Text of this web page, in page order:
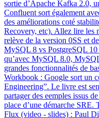
sortie d’Apache Kafka 2.0,
Confluent sort également
des améliorations coté
Recovery, etc). Allez lire les
relève de la version 0SS et
MySQL 8 vs PostgreSQL
qu’avec MySQL 8.0,
grandes fonctionnalités de
Workbook : Google sort un
Engineering”. Le livre est
partager des eemples issus
place d’une démarche SRE.
Flux (video - slides) : Paul